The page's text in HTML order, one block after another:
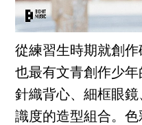
從練習生時期就創
也最有文青創作少年
針織背心、細框眼
識度的造型組合。